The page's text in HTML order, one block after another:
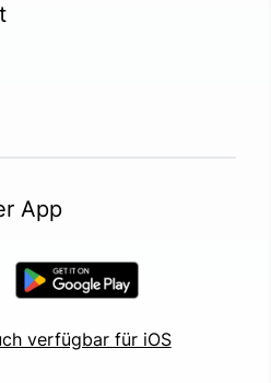
App
verfügbar für iOS